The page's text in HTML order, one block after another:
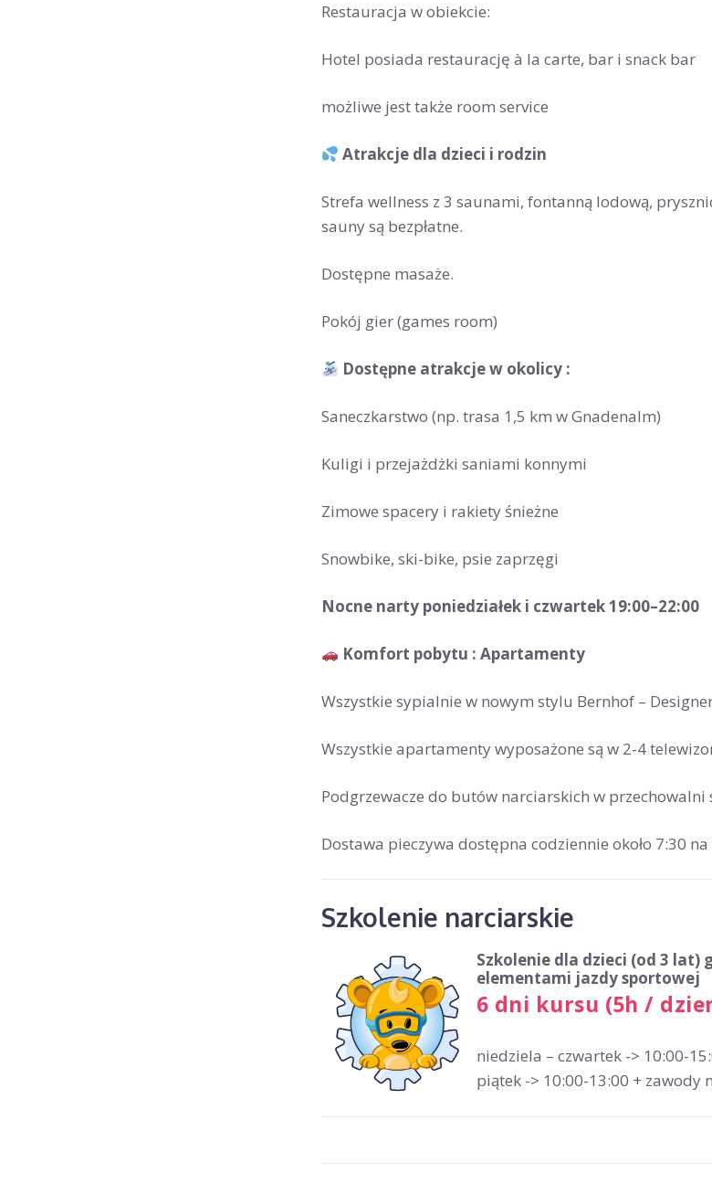
Restauracja w obiekcie:
Hotel posiada restaurację à la carte, bar i snack bar
możliwe jest także room service
Atrakcje dla dzieci i rodzin
Strefa wellness z 3 saunami, fontanną lodową,
sauny są bezpłatne.
Dostępne masaże.
Pokój gier (games room)
Dostępne atrakcje w okolicy :
Saneczkarstwo (np. trasa 1,5 km w Gnadenalm)
Kuligi i przejażdżki saniami konnymi
Zimowe spacery i rakiety śnieżne
Snowbike, ski-bike, psie zaprzęgi
Nocne narty poniedziałek i czwartek 19:00–22:00
Komfort pobytu : Apartamenty
Wszystkie sypialnie w nowym stylu Bernhof –
Wszystkie apartamenty wyposażone są w 2-4
Podgrzewacze do butów narciarskich w
Dostawa pieczywa dostępna codziennie około 7:30 na
Szkolenie narciarskie
Szkolenie dla dzieci (od 3 lat)
elementami jazdy sportowej
6 dni kursu (5h /
niedziela – czwartek -> 10:00-
piątek -> 10:00-13:00 + zawody